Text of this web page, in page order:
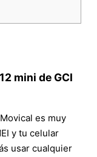
mini de GCI
es muy
y tu celular
usar cualquier